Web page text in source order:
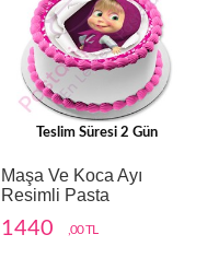
Teslim Süresi 2 Gün
Maşa Ve Koca Ayı
Resimli Pasta
1440 ,00 TL